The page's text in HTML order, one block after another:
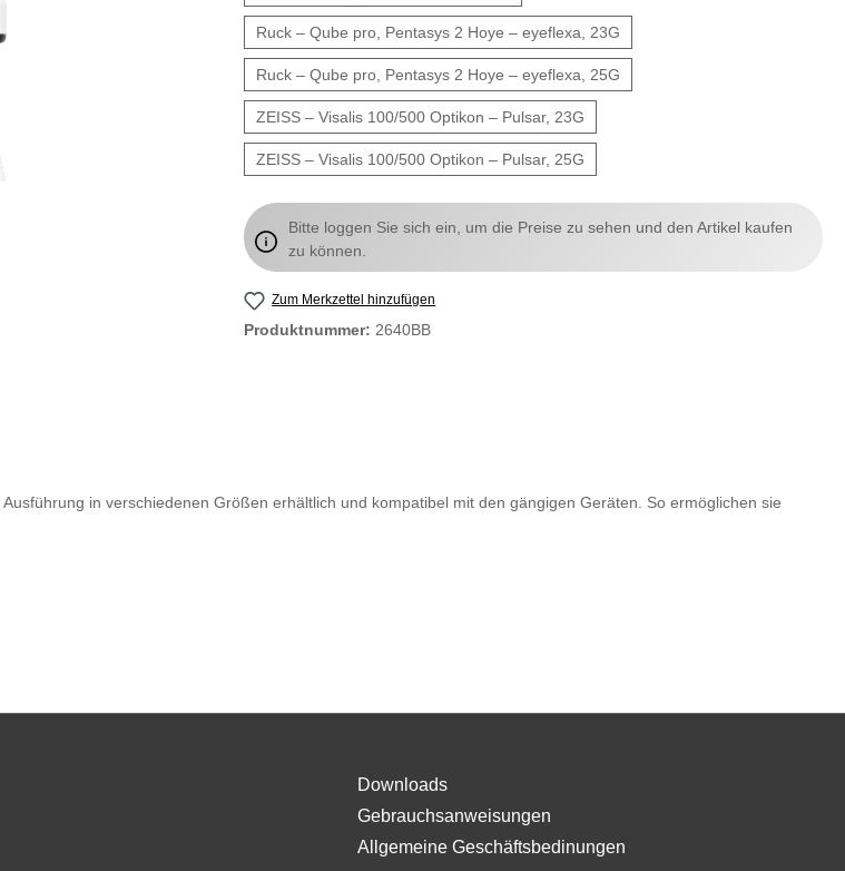
Ruck – Qube pro, Pentasys 2 Hoye – eyeflexa, 23G
Ruck – Qube pro, Pentasys 2 Hoye – eyeflexa, 25G
ZEISS – Visalis 100/500 Optikon – Pulsar, 23G
ZEISS – Visalis 100/500 Optikon – Pulsar, 25G
Bitte loggen Sie sich ein, um die Preise zu sehen und den Artikel kaufen
zu können.
Zum Merkzettel hinzufügen
Produktnummer: 2640BB
Ausführung in verschiedenen Größen erhältlich und kompatibel mit den gängigen Geräten. So ermöglichen sie
Downloads
Gebrauchsanweisungen
Allgemeine Geschäftsbedinungen